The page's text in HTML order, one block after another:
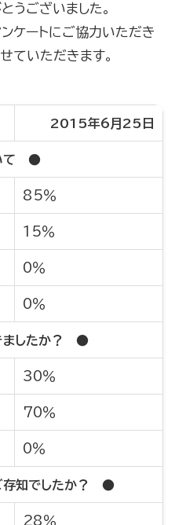
うございました。
ケートにご協力いただき
ていただきます。
2015年6月25日
て ●
85％
15％
0％
0％
ましたか？ ●
30％
70％
0％
存知でしたか？ ●
28％